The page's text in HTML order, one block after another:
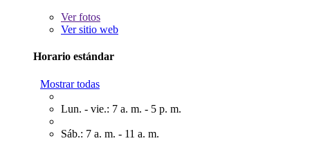
Verfotos
Ver sitio web
Horario estándar
Mostrar todas
Lun. - vie.: 7 a. m. - 5 p. m.
Sáb.: 7 a. m. - 11 a. m.